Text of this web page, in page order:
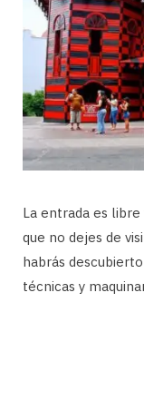
La entrada es
que no dejes de
habrás
técnicas y